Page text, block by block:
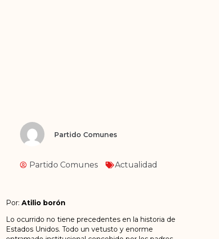
Partido Comunes
Partido Comunes Actualidad
Por:Atilio borón
Lo ocurrido no tiene precedentes en la historia de
Estados Unidos. Todo un vetusto y enorme